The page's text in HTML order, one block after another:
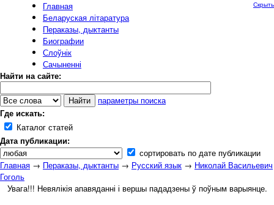
Главная
Беларуская літаратура
Пераказы, дыктанты
Биографии
Слоўнік
Сачыненні
Найти на сайте:
параметры поиска
Где искать:
Каталог статей
Дата публикации:
сортировать по дате публикации
Скрыть
Главная → Пераказы, дыктанты → Русский язык → Николай Васильевич
Гоголь
Увага!!! Невялікія апавяданні і вершы пададзены ў поўным варыянце.